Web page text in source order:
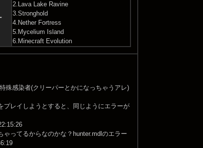
2.Lava Lake Ravine
3.Stronghold
4.Nether Fortress
5.Mycelium Island
6.Minecraft Evolution
殊感染者(クリーパーとかになっちゃうアレ)
プレイしようとすると、同じようにエラーが
ってるからなのかな？hunter.mdlのエラー